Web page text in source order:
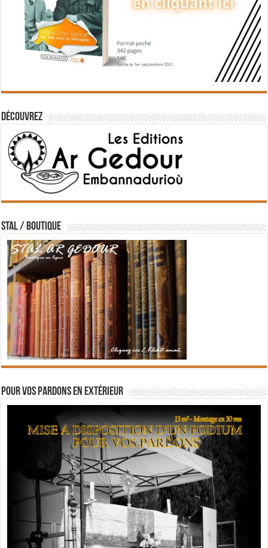
Découvrez
STAL / BOUTIQUE
Pour vos pardons en extérieur